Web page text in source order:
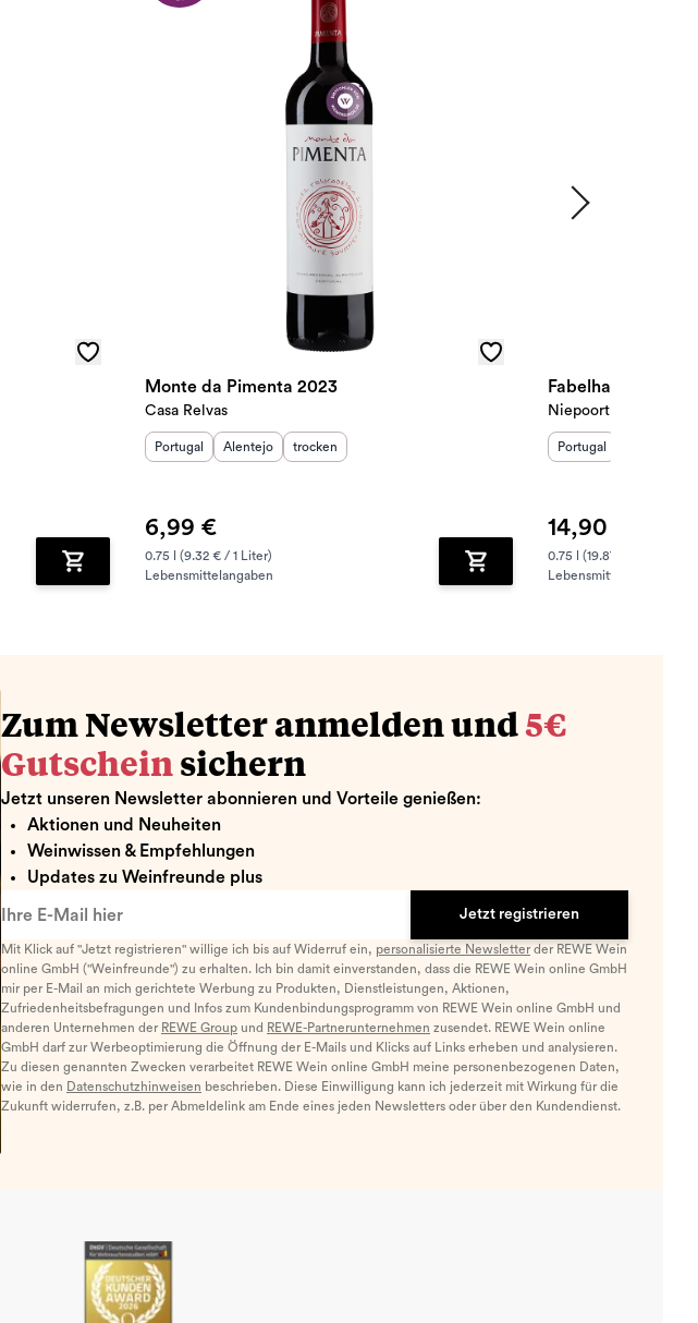
Zum Warenkorb hinzufügen
Monte da Pimenta 2023
Casa Relvas
Herkunftsland:
Portugal Herkunftsregion:
Alentejo Geschmack
trocken
6,99 €
0.75 l (9.32 € / 1 Liter)
Lebensmittelangaben
Zum Warenkorb hinzufügen
Fabelhaft Reserva
Niepoort
Herkunftsland
Portugal
14,90 €
0.75 l (19.87 € / 1 Liter)
Lebensmittelangaben
Zum Newsletter anmelden und 5€
Gutschein sichern
Jetzt unseren Newsletter abonnieren und Vorteile genießen:
Aktionen und Neuheiten
Weinwissen & Empfehlungen
Updates zu Weinfreunde plus
Jetzt registrieren
Mit Klick auf "Jetzt registrieren" willige ich bis auf Widerruf ein, personalisierte Newsletterder REWE Wein
online GmbH ("Weinfreunde") zu erhalten. Ich bin damit einverstanden, dass die REWE Wein online GmbH
mir per E-Mail an mich gerichtete Werbung zu Produkten, Dienstleistungen, Aktionen,
Zufriedenheitsbefragungen und Infos zum Kundenbindungsprogramm von REWE Wein online GmbH und
anderen Unternehmen der REWE Group und REWE-Partnerunternehmen zusendet. REWE Wein online
GmbH darf zur Werbeoptimierung die Öffnung der E-Mails und Klicks auf Links erheben und analysieren.
Zu diesen genannten Zwecken verarbeitet REWE Wein online GmbH meine personenbezogenen Daten,
wie in den Datenschutzhinweisen beschrieben. Diese Einwilligung kann ich jederzeit mit Wirkung für die
Zukunft widerrufen, z.B. per Abmeldelink am Ende eines jeden Newsletters oder über den Kundendienst.